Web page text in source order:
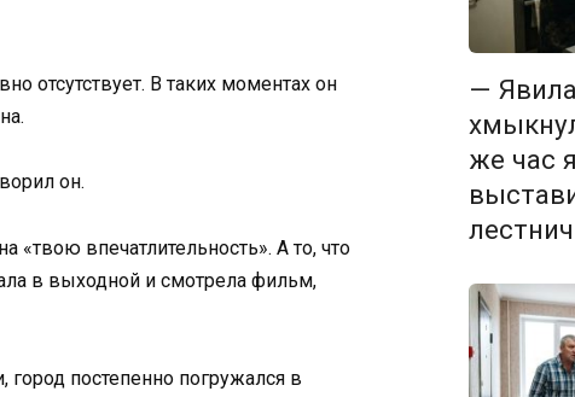
отсутствует. В таких моментах он
он.
«твою впечатлительность». А то, что
в выходной и смотрела фильм,
постепенно погружался в
—
же час